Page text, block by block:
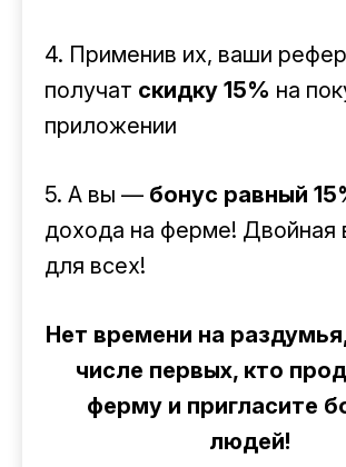
4. Применив их, ваши
получат скидку 15% на
приложении
5. А вы — бонус равный
дохода на ферме! Двойная
для всех!
Нет времени на
числе первых, кто
ферму и пригласите
людей!